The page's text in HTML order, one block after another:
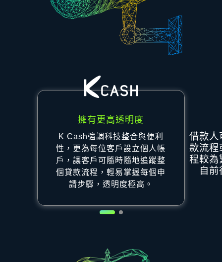
擁有更高透明度
K Cash強調科技整合與便利
性，更為每位客戶設立個人帳
戶，讓客戶可隨時隨地追蹤整
個貸款流程，輕易掌握每個申
請步驟，透明度極高。
借款人
款流程
程較為
自